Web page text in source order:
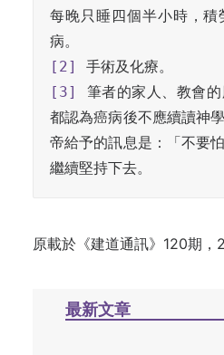
每晚只睡四個半小時，
[2]
[3]
筆者的家人、教會的
都認為癌病後不應續讀神
帝給予的訊息是：「不要
繼續堅持下去。
原載於 《建道通訊》120期，
最新文章